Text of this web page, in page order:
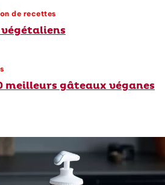
de recettes
meilleurs gâteaux véganes